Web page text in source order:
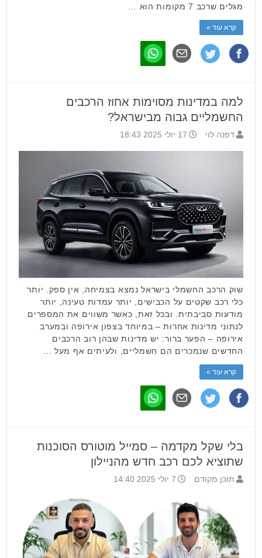
מגלים שרכב 7 מקומות הוא …
קרא עוד »
למה במדינות מסוימות אחוז הרכבים
החשמליים גבוה מבישראל?
דפנה לוי 17 יולי 2025 18:43
שוק הרכב החשמלי בישראל נמצא בצמיחה, אין ספק. יותר
כלי רכב שקטים על הכבישים, יותר עמדות טעינה, יותר
מודעות סביבתית. ובכל זאת, כאשר משווים את המספרים
לנתוני מדינות אחרות – במיוחד בצפון אירופה ובמערב
אירופה – הפער ברור: יש מדינות שבהן רוב הרכבים
החדשים שנמכרים הם חשמליים, ולעיתים אף מעל …
קרא עוד »
בלי שקל מקדמה – סמייל מוטורס הסוכנות
שתוציא לכם רכב חדש מהניילון
תוכן מקודם 7 יולי 2025 14:40